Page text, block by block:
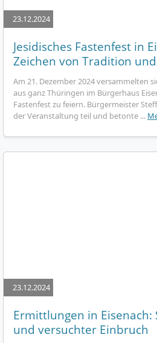
23.12.2024
Jesidisches Fastenfest in
Zeichen von Tradition
Am 21. Dezember 2024 versammelten
aus ganz Thüringen im Bürgerhaus
Fastenfest zu feiern. Bürgermeister
der Veranstaltung teil und betonte ...
23.12.2024
Ermittlungen in Eisenach:
und versuchter Einbruch